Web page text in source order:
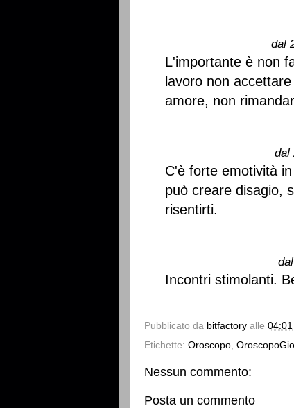
dal
L'importante è non
lavoro non
amore, non
dal
C'è forte emotività
può creare disagio,
risentirti.
Incontri stimolanti.
Pubblicato da bitfactory alle 04:01
Etichette: Oroscopo
Nessun commento:
Posta un commento